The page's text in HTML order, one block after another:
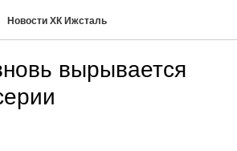
Новости ХК Ижсталь
вырывается